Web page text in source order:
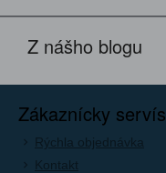
Z nášho blogu
Zákaznícky servís
Rýchla objednávka
Kontakt